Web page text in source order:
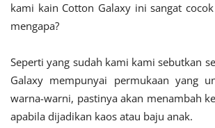
kami kain Cotton Galaxy ini sangat
mengapa?
Seperti yang sudah kami kami sebutkan
Galaxy mempunyai permukaan yang
warna-warni, pastinya akan menambah
apabila dijadikan kaos atau baju anak.